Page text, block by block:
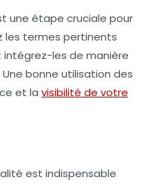
une étape cruciale pour
les termes pertinents
les de manière
bonne utilisation des
et la visibilité de votre
est indispensable